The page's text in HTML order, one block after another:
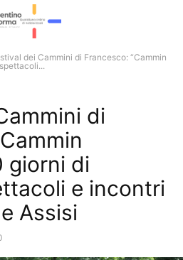
dei Cammini di Francesco: “Cammin
di
giorni di
e incontri
Assisi